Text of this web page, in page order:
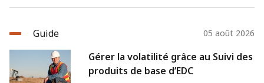
Guide 05 août 2026
Gérer la volatilité grâce au Suivi des
produits de base d’EDC